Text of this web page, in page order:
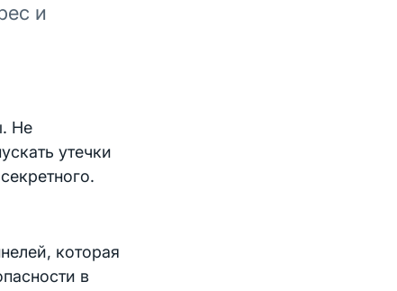
и
Не
утечки
которая
в